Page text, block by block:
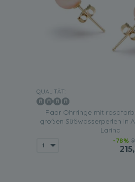
QUALITÄT:
Paar Ohrringe mit
großen Süßwasserperlen in
Larina
-78%